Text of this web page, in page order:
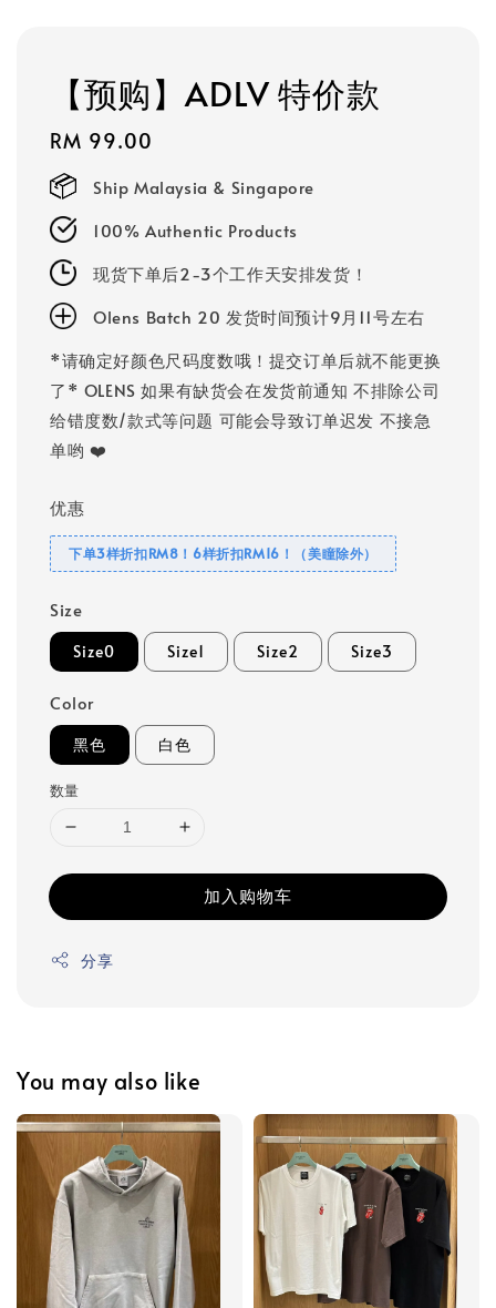
【预购】ADLV 特价款
Regular
price
RM 99.00
Ship Malaysia & Singapore
100% Authentic Products
现货下单后2-3个工作天安排发货！
Olens Batch 20 发货时间预计9月11号左右
*请确定好颜色尺码度数哦！提交订单后就不能更换
了* OLENS 如果有缺货会在发货前通知 不排除公司
给错度数/款式等问题 可能会导致订单迟发 不接急
单哟 ❤️
优惠
下单3样折扣RM8！6样折扣RM16！（美瞳除外）
Size
Size0 Size1 Size2 Size3
Color
黑色 白色
数量
加入购物车
分享
You may also like